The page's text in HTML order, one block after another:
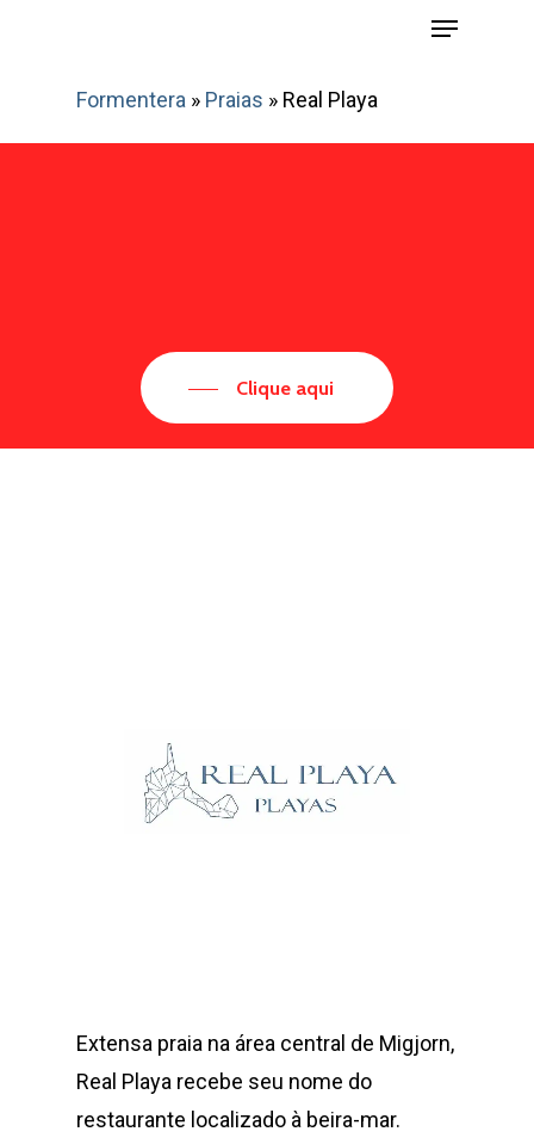
Menu
Formentera » Praias » Real Playa
Clique aqui
Extensa praia na área central de Migjorn,
Real Playa recebe seu nome do
restaurante localizado à beira-mar.